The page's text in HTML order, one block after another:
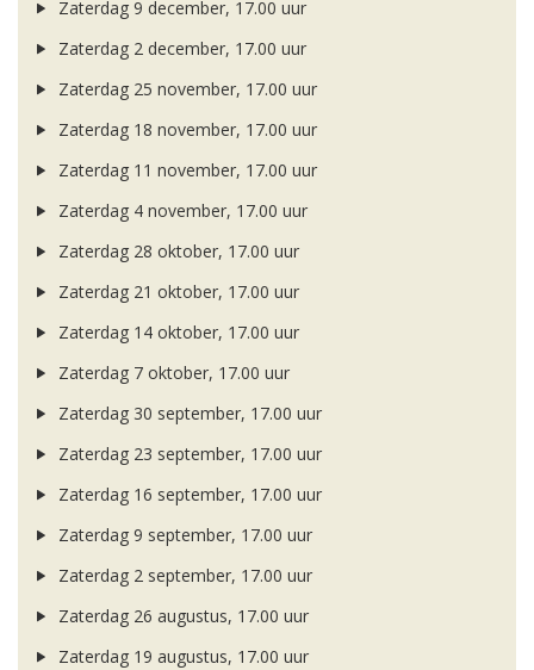
Zaterdag 9 december, 17.00 uur
Zaterdag 2 december, 17.00 uur
Zaterdag 25 november, 17.00 uur
Zaterdag 18 november, 17.00 uur
Zaterdag 11 november, 17.00 uur
Zaterdag 4 november, 17.00 uur
Zaterdag 28 oktober, 17.00 uur
Zaterdag 21 oktober, 17.00 uur
Zaterdag 14 oktober, 17.00 uur
Zaterdag 7 oktober, 17.00 uur
Zaterdag 30 september, 17.00 uur
Zaterdag 23 september, 17.00 uur
Zaterdag 16 september, 17.00 uur
Zaterdag 9 september, 17.00 uur
Zaterdag 2 september, 17.00 uur
Zaterdag 26 augustus, 17.00 uur
Zaterdag 19 augustus, 17.00 uur